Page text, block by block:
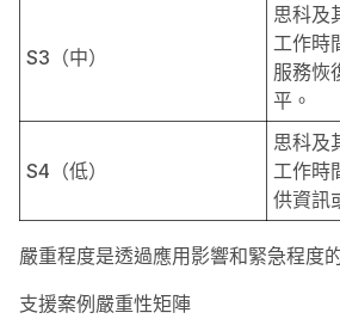
S3（中）
思科及
工作時
服務恢
平。
S4（低）
思科及
工作時
供資訊
嚴重程度是透過應用影響和緊急程度
支援案例嚴重性矩陣